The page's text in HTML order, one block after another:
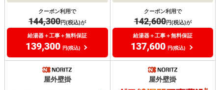
クーポン利用で
144,300円(税込)が
給湯器＋工事＋無料保証
139,300 円(税込)
クーポン利用で
142,600円(税込)が
給湯器＋工事＋無料保証
137,600 円(税込)
屋外壁掛 屋外壁掛